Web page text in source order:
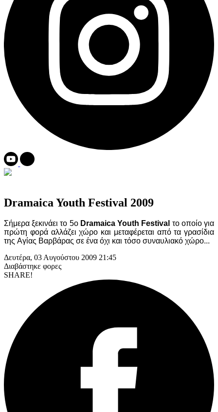
Dramaica Youth Festival 2009
Σήμερα ξεκινάει το 5ο Dramaica Youth Festival το οποίο για
πρώτη φορά αλλάζει χώρο και μεταφέρεται από τα γρασίδια
της Aγίας Βαρβάρας σε ένα όχι και τόσο συναυλιακό χώρο...
Δευτέρα, 03 Αυγούστου 2009 21:45
Διαβάστηκε φορες
SHARE!